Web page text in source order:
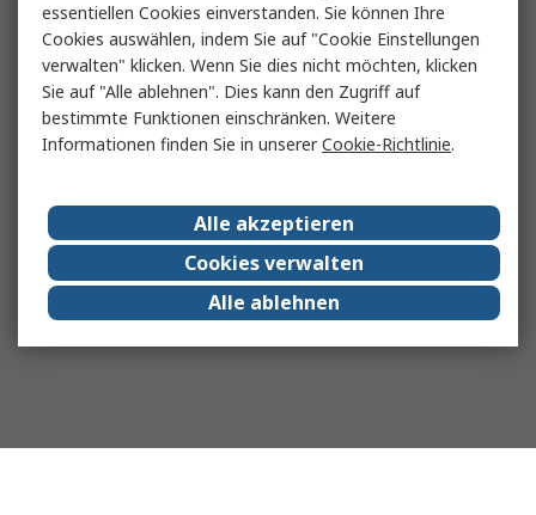
essentiellen Cookies einverstanden. Sie können Ihre
Cookies auswählen, indem Sie auf "Cookie Einstellungen
verwalten" klicken. Wenn Sie dies nicht möchten, klicken
Sie auf "Alle ablehnen". Dies kann den Zugriff auf
bestimmte Funktionen einschränken. Weitere
Informationen finden Sie in unsererCookie-Richtlinie.
Alle akzeptieren
Cookies verwalten
Alle ablehnen